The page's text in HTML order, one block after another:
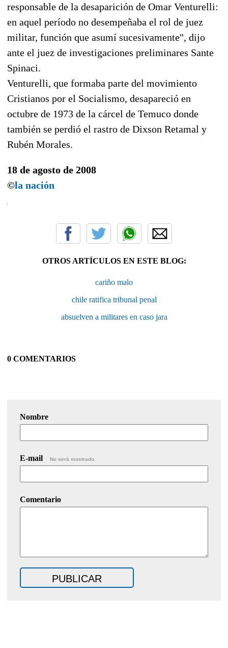
responsable de la desaparición de Omar Venturelli:
en aquel período no desempeñaba el rol de juez
militar, función que asumí sucesivamente", dijo
ante el juez de investigaciones preliminares Sante
Spinaci.
Venturelli, que formaba parte del movimiento
Cristianos por el Socialismo, desapareció en
octubre de 1973 de la cárcel de Temuco donde
también se perdió el rastro de Dixson Retamal y
Rubén Morales.
18 de agosto de 2008
©la nación
OTROS ARTÍCULOS EN ESTE BLOG:
cariño malo
chile ratifica tribunal penal
absuelven a militares en caso jara
0 COMENTARIOS
Nombre
E-mail No será mostrado.
Comentario